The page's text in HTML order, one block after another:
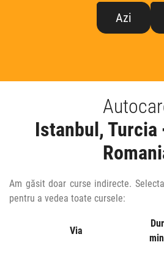
Azi
Istanbul,
Am găsit doar curse indirecte.
pentru a vedea toate cursele:
Via